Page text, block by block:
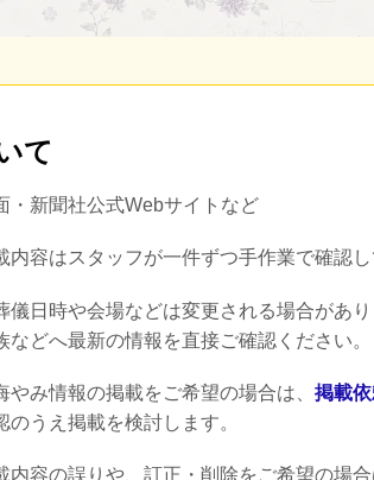
て
・新聞社公式Webサイトなど
内容はスタッフが一件ずつ手作業で確認し
儀日時や会場などは変更される場合があ
どへ最新の情報を直接ご確認ください。
やみ情報の掲載をご希望の場合は、 掲載
のうえ掲載を検討します。
内容の誤りや、訂正・削除をご希望の場合